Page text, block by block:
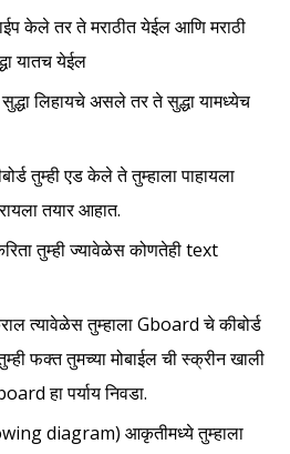
केले तर ते मराठीत येईल आणि मराठी
यातच येईल
लिहायचे असले तर ते सुद्धा यामध्येच
तुम्ही एड केले ते तुम्हाला पाहायला
तयार आहात.
तुम्ही ज्यावेळेस कोणतेही text
त्यावेळेस तुम्हाला Gboard चे कीबोर्ड
फक्त तुमच्या मोबाईल ची स्क्रीन खाली
हा पर्याय निवडा.
diagram) आकृतीमध्ये तुम्हाला